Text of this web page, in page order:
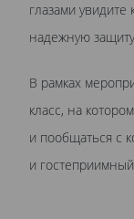
глазами увидите
надежную
В рамках
класс, на
и пообщаться с
и